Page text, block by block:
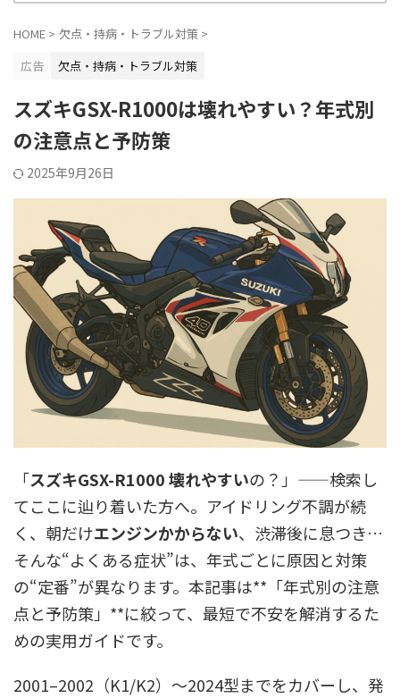
HOME > 欠点・持病・トラブル対策 >
広告
欠点・持病・トラブル対策
スズキGSX-R1000は壊れやすい？年式別
の注意点と予防策
2025年9月26日
「スズキGSX-R1000 壊れやすいの？」——検索し
てここに辿り着いた方へ。アイドリング不調が続
く、朝だけエンジンかからない、渋滞後に息つき…
そんな“よくある症状”は、年式ごとに原因と対策
の“定番”が異なります。本記事は**「年式別の注意
点と予防策」**に絞って、最短で不安を解消するた
めの実用ガイドです。
2001–2002（K1/K2）〜2024型までをカバーし、発